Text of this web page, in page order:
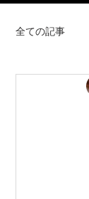
全ての記事